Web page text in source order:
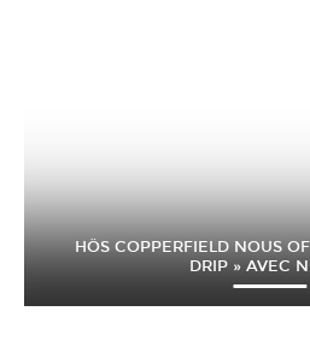
HÖS COPPERFIELD NOUS
DRIP » AVEC